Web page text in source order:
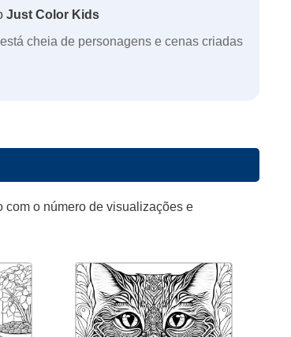
Just Color Kids
cheia de personagens e cenas criadas
com o número de visualizações e